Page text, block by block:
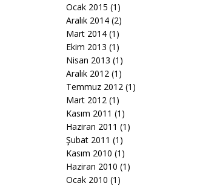
Ocak 2015 (1)
Aralık 2014 (2)
Mart 2014 (1)
Ekim 2013 (1)
Nisan 2013 (1)
Aralık 2012 (1)
Temmuz 2012 (1)
Mart 2012 (1)
Kasım 2011 (1)
Haziran 2011 (1)
Şubat 2011 (1)
Kasım 2010 (1)
Haziran 2010 (1)
Ocak 2010 (1)